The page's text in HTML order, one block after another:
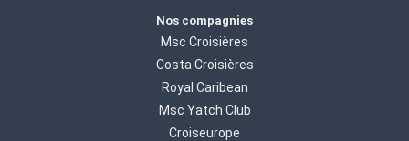
Nos compagnies
Msc Croisières
Costa Croisières
Royal Caribean
Msc Yatch Club
Croiseurope